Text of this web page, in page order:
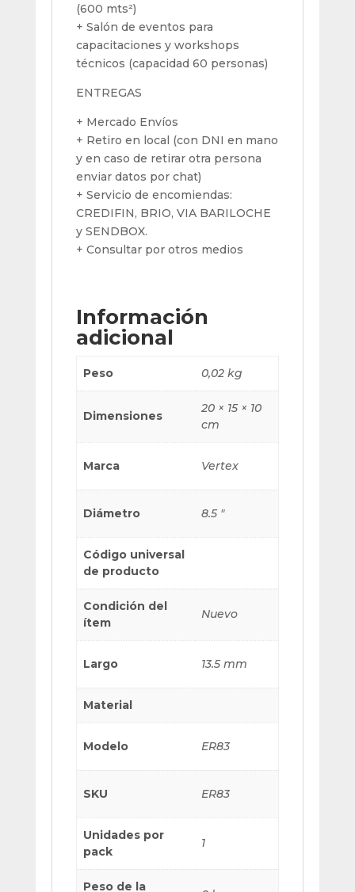
(600 mts²)
+ Salón de eventos para
capacitaciones y workshops
técnicos (capacidad 60 personas)
ENTREGAS
+ Mercado Envíos
+ Retiro en local (con DNI en mano
y en caso de retirar otra persona
enviar datos por chat)
+ Servicio de encomiendas:
CREDIFIN, BRIO, VIA BARILOCHE
y SENDBOX.
+ Consultar por otros medios
Información
adicional
Peso 0,02 kg
Dimensiones
20 × 15 × 10
cm
Marca Vertex
Diámetro 8.5 "
Código universal
de producto
Condición del
ítem
Nuevo
Largo 13.5 mm
Material
Modelo ER83
SKU ER83
Unidades por
pack
1
Peso de la